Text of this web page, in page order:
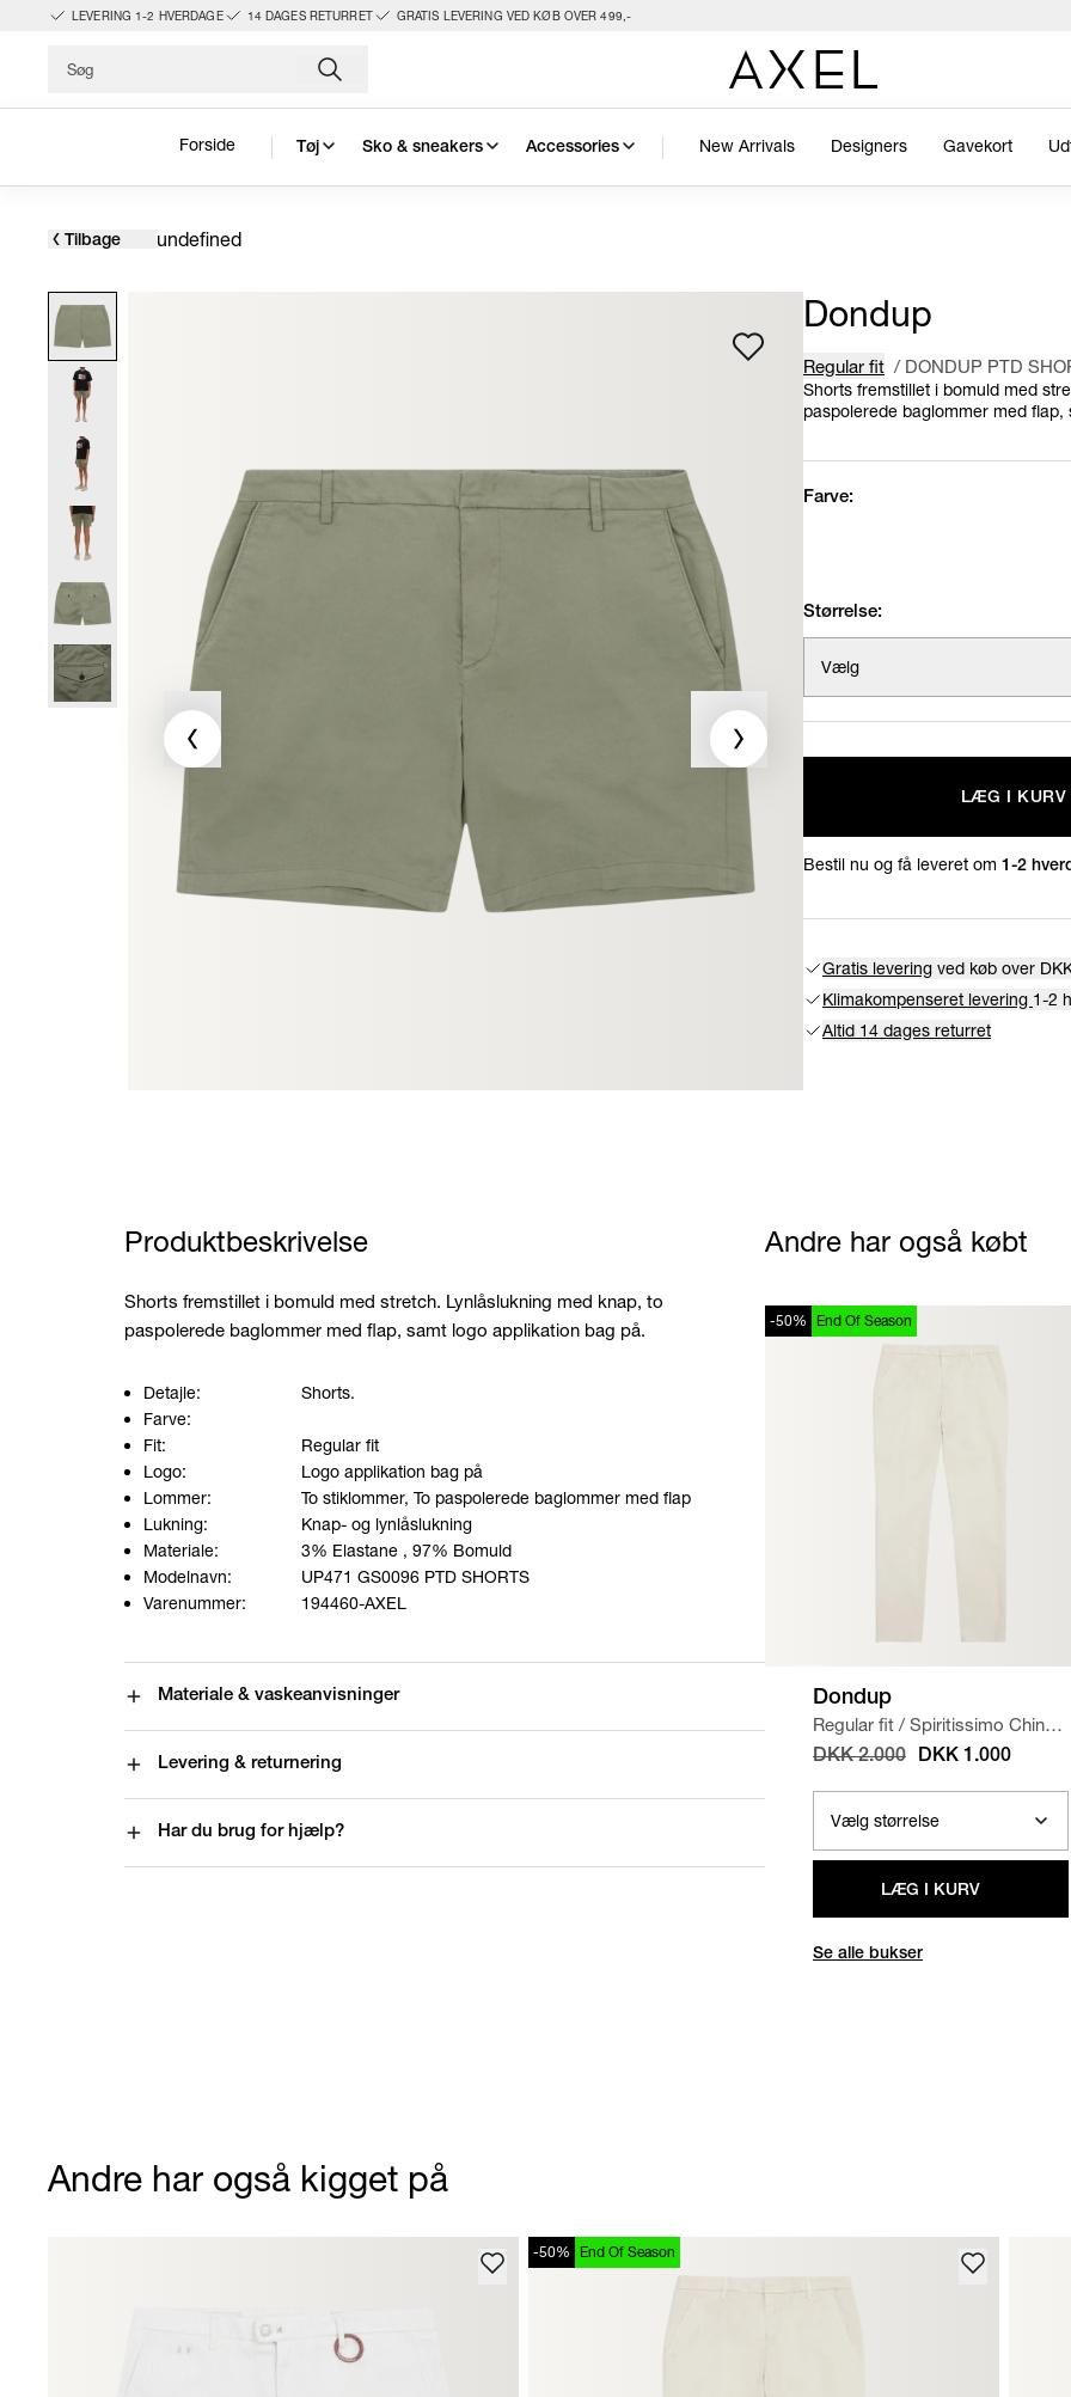
LEVERING 1-2 HVERDAGE 14 DAGES RETURRET GRATIS LEVERING VED KØB OVER 499,-
Forside Tøj Sko & sneakers Accessories New Arrivals Designers Gavekort
Tilbage undefined
Dondup
Regular fit / DONDUP PTD
Shorts fremstillet i bomuld med
paspolerede baglommer med
Farve:
Størrelse:
Vælg
LÆG I KURV
Bestil nu og få leveret om 1-2
Gratis levering ved køb over
Klimakompenseret levering 1-2
Altid 14 dages returret
Produktbeskrivelse
Shorts fremstillet i bomuld med stretch. Lynlåslukning med knap, to
paspolerede baglommer med flap, samt logo applikation bag på.
Detajle:
Shorts.
Farve:
Fit:
Regular fit
Logo:
Logo applikation bag på
Lommer:
To stiklommer, To paspolerede baglommer med flap
Lukning:
Knap- og lynlåslukning
Materiale:
3% Elastane , 97% Bomuld
Modelnavn:
UP471 GS0096 PTD SHORTS
Varenummer:
194460-AXEL
Materiale & vaskeanvisninger
Levering & returnering
Har du brug for hjælp?
Andre har også købt
-50% End Of Season
Dondup
Regular fit / Spiritissimo Chinos
/ KIT
DKK 2.000 DKK 1.000
LÆG I KURV
Se alle bukser
Andre har også kigget på
-50% End Of Season